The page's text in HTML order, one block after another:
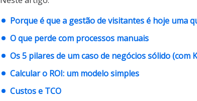
Porque é que a gestão de visitantes é hoje uma
O que perde com processos manuais
Os 5 pilares de um caso de negócios sólido (com
Calcular o ROI: um modelo simples
Custos e TCO